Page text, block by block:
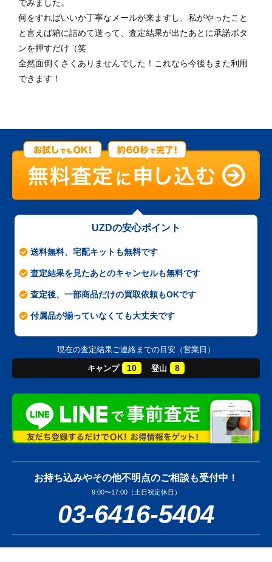
でみました。
何をすればいいか丁寧なメールが来ますし、私がやったこと
と言えば箱に詰めて送って、査定結果が出たあとに承諾ボタ
ンを押すだけ（笑
全然面倒くさくありませんでした！これなら今後もまた利用
できます！
UZDの安心ポイント
送料無料、宅配キットも無料です
査定結果を見たあとのキャンセルも無料です
査定後、一部商品だけの買取依頼もOKです
付属品が揃っていなくても大丈夫です
現在の査定結果ご連絡までの目安（営業日）
キャンプ 10 登山 8
お持ち込みやその他不明点のご相談も受付中！
9:00〜17:00（土日祝定休日）
03-6416-5404